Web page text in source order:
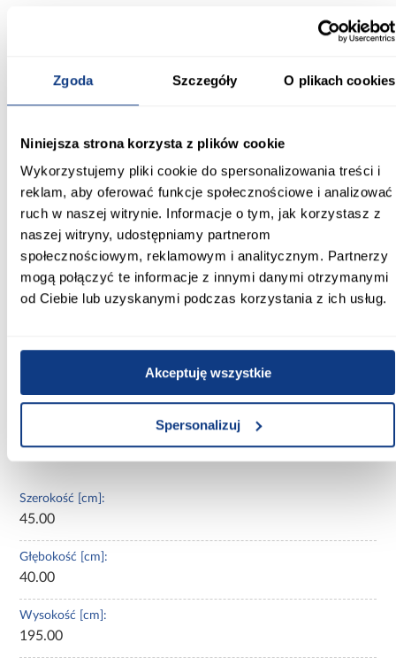
Zgoda Szczegóły O plikach cookies
Niniejsza strona korzysta z plików cookie
Wykorzystujemy pliki cookie do spersonalizowania treści i
reklam, aby oferować funkcje społecznościowe i analizować
ruch w naszej witrynie. Informacje o tym, jak korzystasz z
naszej witryny, udostępniamy partnerom
społecznościowym, reklamowym i analitycznym. Partnerzy
mogą połączyć te informacje z innymi danymi otrzymanymi
od Ciebie lub uzyskanymi podczas korzystania z ich usług.
Akceptuję wszystkie
Spersonalizuj
kolor korpusu: kaszmir/alpaca
materiał frontów: płyta wiórowa laminowana
ilość drzwi: 2
styl: nowoczesny
kolekcja: LORIN
mebel do samodzielnego montażu
Regał do salonu, pokoju młodzieżowego i
sypialni
Regał Lorin świetnie komponuje się z jasnymi dodatkami,
drewnem oraz nowoczesnymi dekoracjami. Można wykorzystać
go jako regał do salonu, szafkę do przechowywania w sypialni lub
praktyczny mebel do pokoju nastolatka. Uniwersalna kolorystyka
Jeśli szukasz nowoczesnego regału w modnym kolorze, który
będzie doskonałym wyborem.
Informacje Transport Informacje o
Szerokość [cm]:
45.00
Głębokość [cm]:
40.00
Wysokość [cm]:
195.00